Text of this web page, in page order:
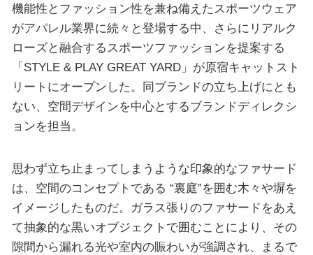
機能性とファッション性を兼ね備えたスポーツウェア
がアパレル業界に続々と登場する中、さらにリアルク
ローズと融合するスポーツファッションを提案する
「STYLE & PLAY GREAT YARD」が原宿キャットスト
リートにオープンした。同ブランドの立ち上げにとも
ない、空間デザインを中心とするブランドディレクシ
ョンを担当。
思わず立ち止まってしまうような印象的なファサード
は、空間のコンセプトである “裏庭”を囲む木々や塀を
イメージしたものだ。ガラス張りのファサードをあえ
て抽象的な黒いオブジェクトで囲むことにより、その
隙間から漏れる光や室内の賑わいが強調され、まるで